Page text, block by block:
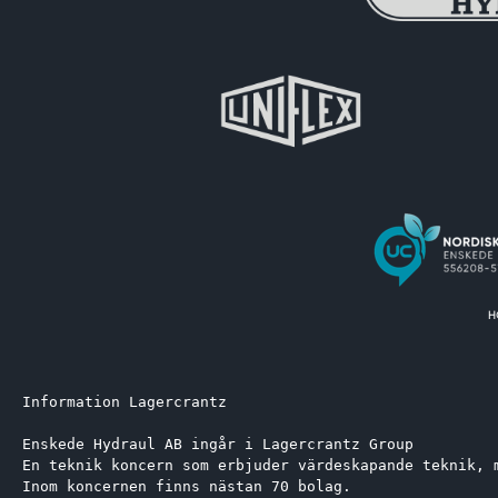
Information Lagercrantz
Enskede Hydraul AB ingår i Lagercrantz Group
En teknik koncern som erbjuder värdeskapande
Inom koncernen finns nästan 70 bolag.